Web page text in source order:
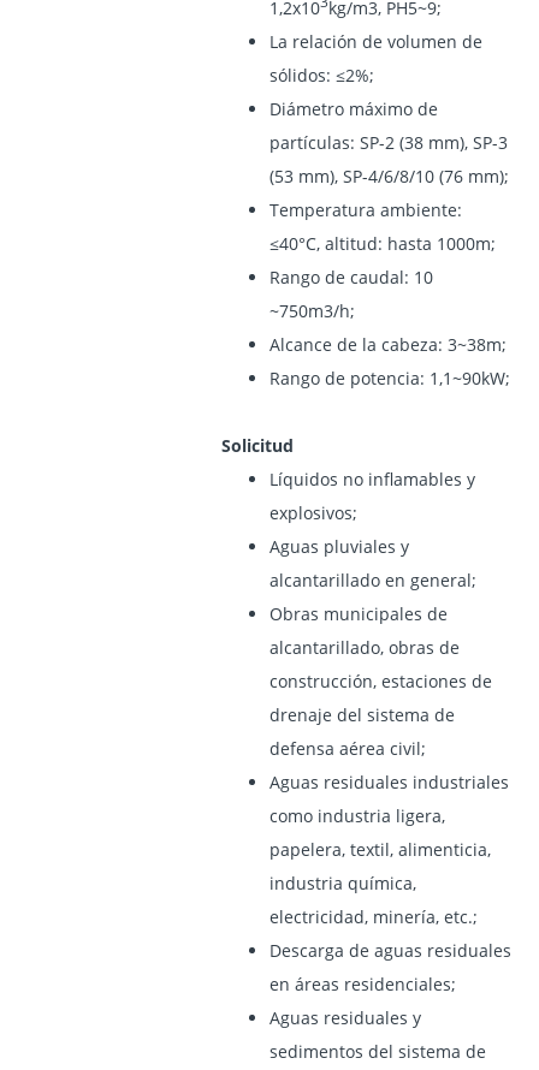
1,2x10 kg/m3, PH5~9;
La relación de volumen de
sólidos: ≤2%;
Diámetro máximo de
partículas: SP-2 (38 mm), SP-3
(53 mm), SP-4/6/8/10 (76 mm);
Temperatura ambiente:
≤40°C, altitud: hasta 1000m;
Rango de caudal: 10
~750m3/h;
Alcance de la cabeza: 3~38m;
Rango de potencia: 1,1~90kW;
Solicitud
Líquidos no inflamables y
explosivos;
Aguas pluviales y
alcantarillado en general;
Obras municipales de
alcantarillado, obras de
construcción, estaciones de
drenaje del sistema de
defensa aérea civil;
Aguas residuales industriales
como industria ligera,
papelera, textil, alimenticia,
industria química,
electricidad, minería, etc.;
Descarga de aguas residuales
en áreas residenciales;
Aguas residuales y
sedimentos del sistema de